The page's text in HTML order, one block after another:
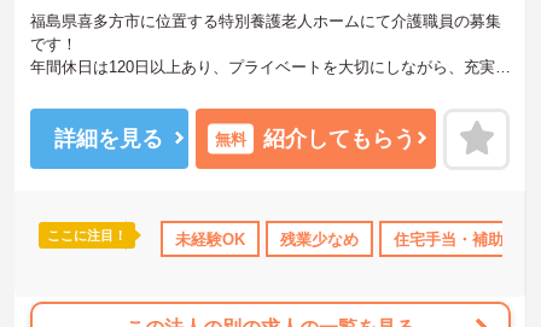
産休･育休･介護休暇取得実績あり ボーナス・賞与あり 社会
福島県喜多方市に位置する特別養護老人ホームにて介護職員の募集
です！
年間休日は120日以上あり、プライベートを大切にしながら、充実し
未経験可・資格不問のため、介護職業務に興味がある方はどなたで
もご応募可能です♪
ご興味のある方には、面接対策ポイントなど、さらに詳細をご案内
詳細を見る 無料 紹介してもらう
ここに注目！ 未経験OK 残業少なめ 住宅手当・補助